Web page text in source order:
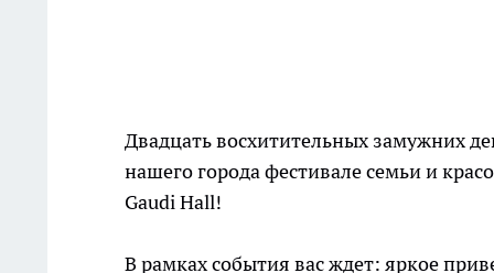
Двадцать восхитительных замужних
нашего города фестивале семьи и
Gaudi Hall!
В рамках события вас ждет: яркое